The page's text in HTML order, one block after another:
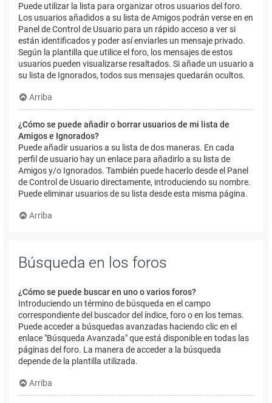
Puede utilizar la lista para organizar otros usuarios del foro.
Los usuarios añadidos a su lista de Amigos podrán verse en en
Panel de Control de Usuario para un rápido acceso a ver si
están identificados y poder así enviarles un mensaje privado.
Según la plantilla que utilice el foro, los mensajes de estos
usuarios pueden visualizarse resaltados. Si añade un usuario a
su lista de Ignorados, todos sus mensajes quedarán ocultos.
Arriba
¿Cómo se puede añadir o borrar usuarios de mi lista de
Amigos e Ignorados?
Puede añadir usuarios a su lista de dos maneras. En cada
perfil de usuario hay un enlace para añadirlo a su lista de
Amigos y/o Ignorados. También puede hacerlo desde el Panel
de Control de Usuario directamente, introduciendo su nombre.
Puede eliminar usuarios de su lista desde esta misma página.
Arriba
Búsqueda en los foros
¿Cómo se puede buscar en uno o varios foros?
Introduciendo un término de búsqueda en el campo
correspondiente del buscador del índice, foro o en los temas.
Puede acceder a búsquedas avanzadas haciendo clic en el
enlace "Búsqueda Avanzada" que está disponible en todas las
páginas del foro. La manera de acceder a la búsqueda
depende de la plantilla utilizada.
Arriba